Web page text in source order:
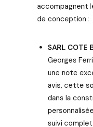
piscine.
accompagnent
de conception :
SARL COTE
Georges
une note
avis, cette
dans la
suivi